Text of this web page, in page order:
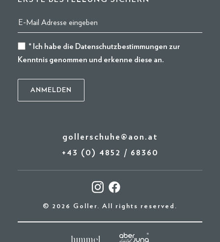
* Ich habe die Datenschutzbestimmungen zur
Kenntnis genommen und erkenne diese an.
gollerschuhe@aon.at
+43 (0) 4852 / 68360
© 2026 Goller. All rights reserved.